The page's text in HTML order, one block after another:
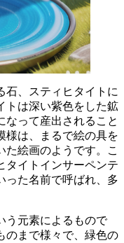
石 、スティヒタイトに
トは深い紫色をした鉱
なって産出されること
様は、まるで絵の具を
た絵画のようです。こ
タイトインサーペンテ
った名前で呼ばれ、多
う元素によるもので
まで様々で、 緑色の